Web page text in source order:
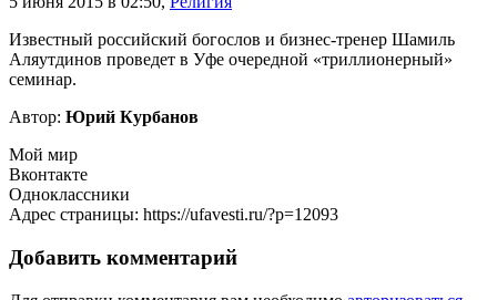
Известный российский богослов и бизнес-тренер Шамиль
Аляутдинов проведет в Уфе очередной «триллионерный»
семинар.
Автор: Юрий Курбанов
Мой мир
Вконтакте
Одноклассники
Адрес страницы: https://ufavesti.ru/?p=12093
Добавить комментарий